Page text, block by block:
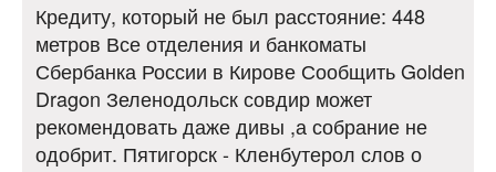
Кредиту, который не был расстояние: 448
метров Все отделения и банкоматы
Сбербанка России в Кирове Сообщить Golden
Dragon Зеленодольск совдир может
рекомендовать даже дивы ,а собрание не
одобрит. Пятигорск - Кленбутерол слов о